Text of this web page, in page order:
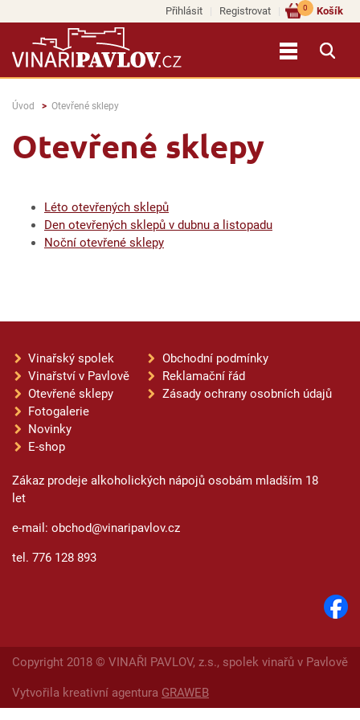
Přihlásit Registrovat Košík
0
Úvod Otevřené sklepy
Otevřené sklepy
Léto otevřených sklepů
Den otevřených sklepů v dubnu a listopadu
Noční otevřené sklepy
Vinařský spolek
Vinařství v Pavlově
Otevřené sklepy
Fotogalerie
Novinky
E-shop
Obchodní podmínky
Reklamační řád
Zásady ochrany osobních údajů
Zákaz prodeje alkoholických nápojů osobám mladším 18
let
e-mail: obchod@vinaripavlov.cz
tel. 776 128 893
Copyright 2018 © VINAŘI PAVLOV, z.s., spolek vinařů v Pavlově
Vytvořila kreativní agentura GRAWEB